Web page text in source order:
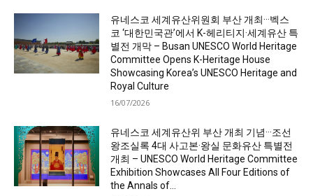
유네스코 세계유산위원회 부산 개최···벡스
코 ‘대한민국관’에서 K-헤리티지·세계유산 특
별전 개막 – Busan UNESCO World Heritage
Committee Opens K-Heritage House
Showcasing Korea’s UNESCO Heritage and
Royal Culture
16/07/2026
유네스코 세계유산위 부산 개최 기념···조선
왕조실록 4대 사고본·왕실 문화유산 특별전
개최 – UNESCO World Heritage Committee
Exhibition Showcases All Four Editions of
the Annals of...